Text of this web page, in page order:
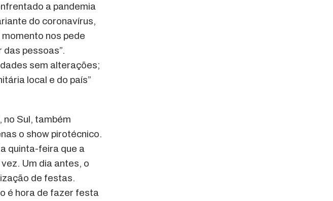
a pandemia
do coronavírus,
nos pede
pessoas”.
sem alterações;
local e do país”
Sul, também
o show pirotécnico.
quinta-feira que a
Um dia antes, o
de festas.
é hora de fazer festa